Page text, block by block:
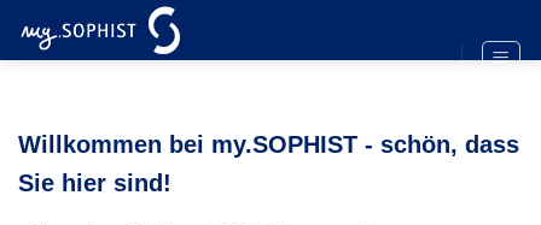
Inhalt
Willkommen bei my.SOPHIST - schön, dass
Sie hier sind!